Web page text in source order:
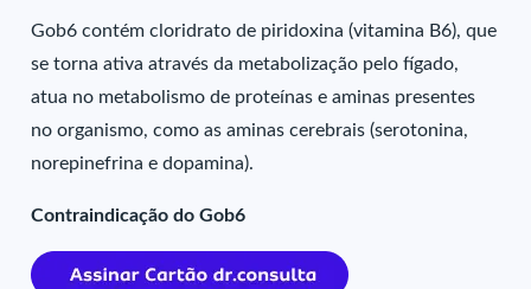
Gob6 contém cloridrato de piridoxina (vitamina B6), que
se torna ativa através da metabolização pelo fígado,
atua no metabolismo de proteínas e aminas presentes
no organismo, como as aminas cerebrais (serotonina,
norepinefrina e dopamina).
Contraindicação do Gob6